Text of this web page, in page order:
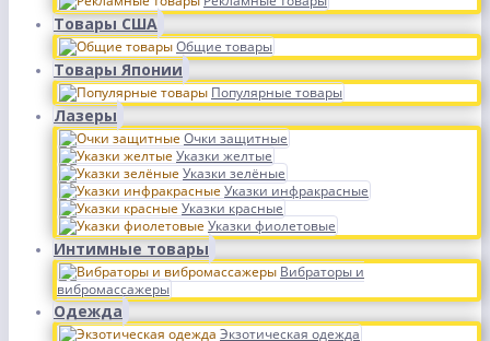
Товары США
Общие товары
Товары Японии
Популярные товары
Лазеры
Очки защитные
Указки желтые
Указки зелёные
Указки инфракрасные
Указки красные
Указки фиолетовые
Интимные товары
Вибраторы и
вибромассажеры
Одежда
Экзотическая одежда